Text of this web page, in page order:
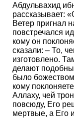
Абдульвахид
рассказывает:
Ветер пригнал
повстречался
кому он
сказали: – То,
изготовлено.
делают
было
кому
Аллаху, чей
повсюду, Его
мертвые, а Его